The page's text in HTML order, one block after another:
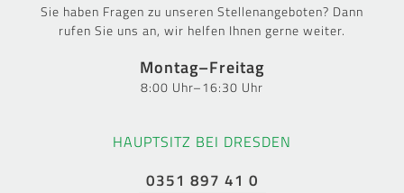
Sie haben Fragen zu unseren Stellenangeboten? Dann
rufen Sie uns an, wir helfen Ihnen gerne weiter.
Montag–Freitag
8:00 Uhr–16:30 Uhr
HAUPTSITZ BEI DRESDEN
0351 897 41 0